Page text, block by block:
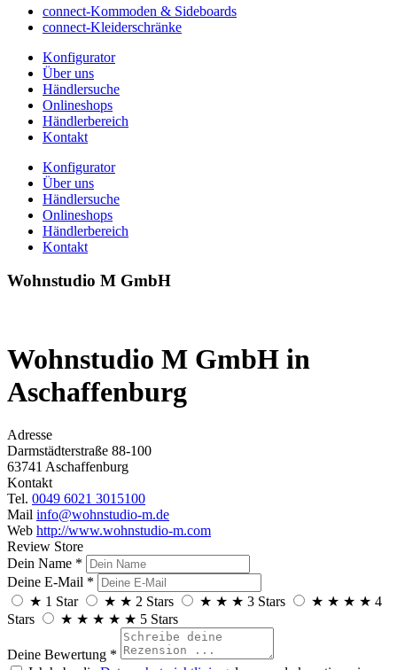
connect-Kommoden & Sideboards
connect-Kleiderschränke
Konfigurator
Über uns
Händlersuche
Onlineshops
Händlerbereich
Kontakt
Konfigurator
Über uns
Händlersuche
Onlineshops
Händlerbereich
Kontakt
Wohnstudio M GmbH
Wohnstudio M GmbH in
Aschaffenburg
Adresse
Darmstädterstraße 88-100
63741 Aschaffenburg
Kontakt
Tel. 0049 6021 3015100
Mail info@wohnstudio-m.de
Web http://www.wohnstudio-m.com
Review Store
Dein Name *
Deine E-Mail *
★ 1 Star ★ ★ 2 Stars ★ ★ ★ 3 Stars ★ ★ ★ ★ 4
Stars
★ ★ ★ ★ ★ 5 Stars
Deine Bewertung *